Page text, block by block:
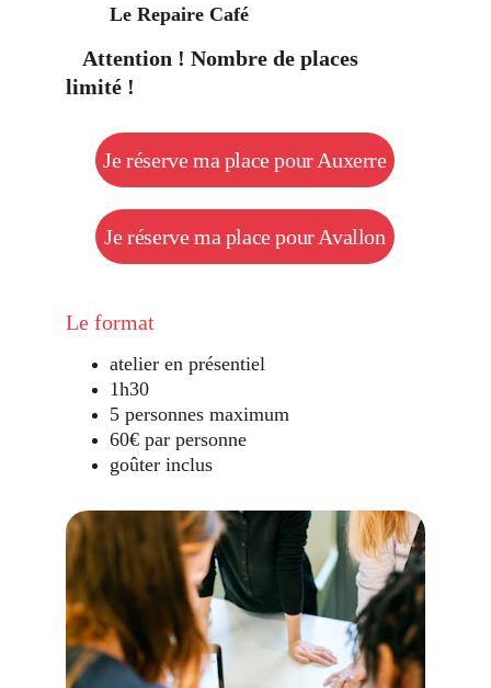
atelier en présentiel
1h30
5 personnes maximum
60€ par personne
goûter inclus
Le format
Je réserve ma place pour Auxerre
Je réserve ma place pour Avallon
Le Repaire Café
limité !